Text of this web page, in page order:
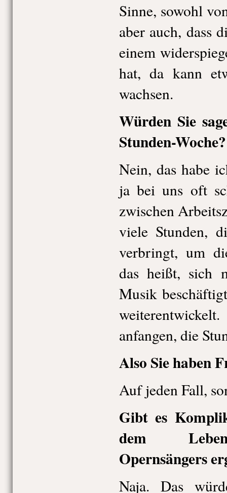
Sinne, sowohl
aber auch, dass
einem
hat, da kann
wachsen.
Würden Sie
Stunden-Woche?
Nein, das habe
ja bei uns oft
zwischen
viele Stunden,
verbringt, um
das heißt, sich
Musik
anfangen, die
Also Sie haben
Auf jeden Fall,
Gibt es
dem
Opernsängers
Naja. Das